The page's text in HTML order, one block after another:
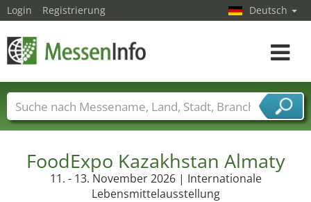
FoodExpo Kazakhstan Almaty
11. - 13. November 2026 | Internationale
Lebensmittelausstellung
Login Registrierung Deutsch
Toggle
Messenamen Länder Städte
Branchen